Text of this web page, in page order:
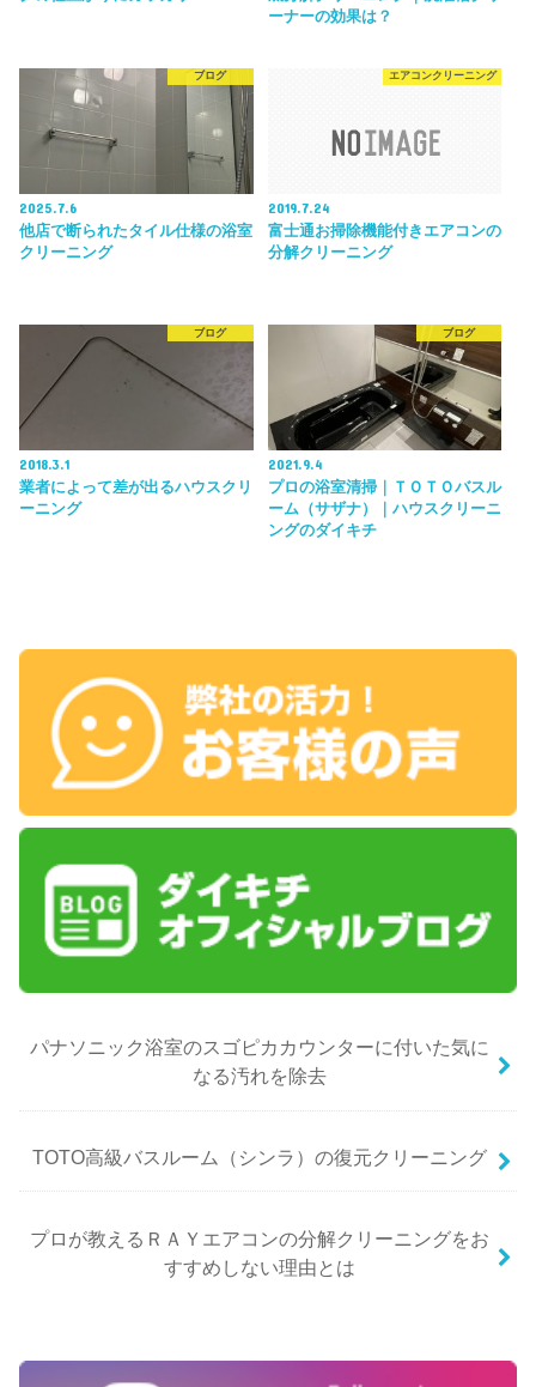
ーナーの効果は？
ブログ
2025.7.6
他店で断られたタイル仕様の浴室
クリーニング
エアコンクリーニング
2019.7.24
富士通お掃除機能付きエアコンの
分解クリーニング
ブログ
2018.3.1
業者によって差が出るハウスクリ
ーニング
ブログ
2021.9.4
プロの浴室清掃｜ＴＯＴＯバスル
ーム（サザナ）｜ハウスクリーニ
ングのダイキチ
パナソニック浴室のスゴピカカウンターに付いた気に
なる汚れを除去
TOTO高級バスルーム（シンラ）の復元クリーニング
プロが教えるＲＡＹエアコンの分解クリーニングをお
すすめしない理由とは